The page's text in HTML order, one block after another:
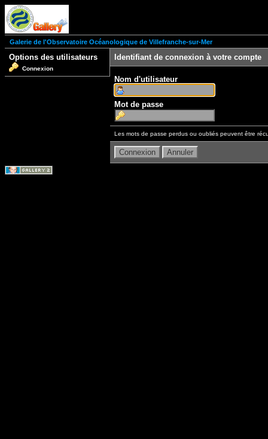
Galerie de l'Observatoire Océanologique de Villefranche-sur-Mer
Options des utilisateurs
Connexion
Identifiant de connexion à votre compte
Nom d'utilisateur
Mot de passe
Les mots de passe perdus ou oubliés peuvent être